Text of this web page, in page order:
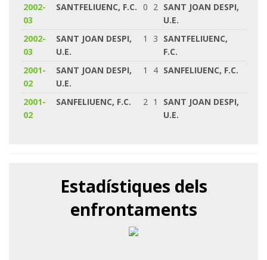
2002-
03
SANTFELIUENC, F.C. 0 2 SANT JOAN DESPI,
U.E.
2002-
03
SANT JOAN DESPI,
U.E.
1 3 SANTFELIUENC,
F.C.
2001-
02
SANT JOAN DESPI,
U.E.
1 4 SANFELIUENC, F.C.
2001-
02
SANFELIUENC, F.C. 2 1
SANT JOAN DESPI,
U.E.
Estadístiques dels
enfrontaments